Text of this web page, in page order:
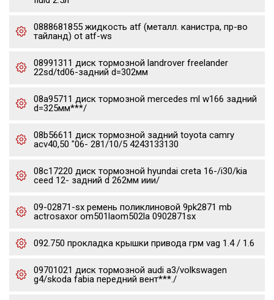
0888681855 жидкость atf (металл. канистра, пр-во
тайланд) ot atf-ws
08991311 диск тормозной landrover freelander
22sd/td06-задний d=302мм
08a95711 диск тормозной mercedes ml w166 задний
d=325мм***/
08b56611 диск тормозной задний toyota camry
acv40,50 "06- 281/10/5 4243133130
08c17220 диск тормозной hyundai creta 16-/i30/kia
ceed 12- задний d 262мм иии/
09-02871-sx ремень поликлиновой 9pk2871 mb
actrosaxor om501laom502la 0902871sx
092.750 прокладка крышки привода грм vag 1.4 / 1.6
09701021 диск тормозной audi a3/volkswagen
g4/skoda fabia передний вент***./